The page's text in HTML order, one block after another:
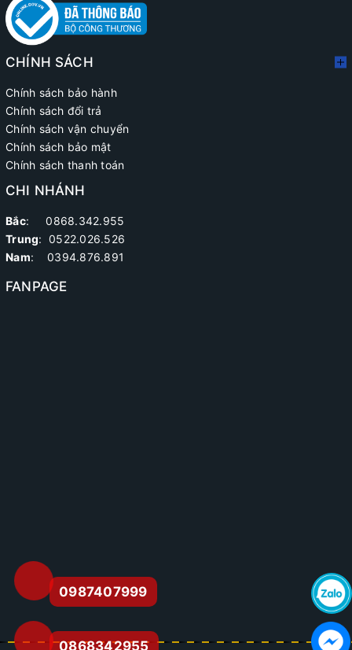
CHÍNH SÁCH
Chính sách bảo hành
Chính sách đổi trả
Chính sách vận chuyển
Chính sách bảo mật
Chính sách thanh toán
CHI NHÁNH
Bắc: 0868.342.955
Trung: 0522.026.526
Nam: 0394.876.891
FANPAGE
0868342955
0987407999